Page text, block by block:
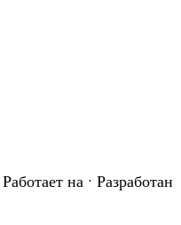
Работает на · Разработан